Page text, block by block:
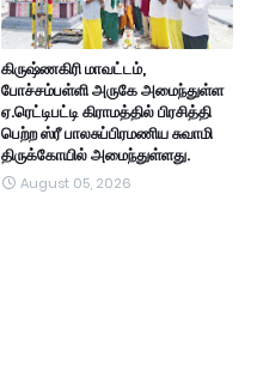
கிருஷ்ணகிரி மாவட்டம்,
போச்சம்பள்ளி அருகே அமைந்துள்ள
ஏ.ரெட்டிபட்டி கிராமத்தில் பிரசித்தி
பெற்ற ஸ்ரீ பாலசுப்பிரமணிய சுவாமி
திருக்கோயில் அமைந்துள்ளது.
August 05, 2026